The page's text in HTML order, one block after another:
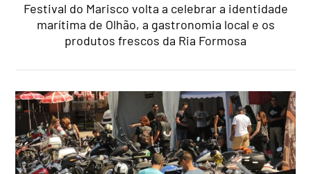
Festival do Marisco volta a celebrar a identidade
marítima de Olhão, a gastronomia local e os
produtos frescos da Ria Formosa